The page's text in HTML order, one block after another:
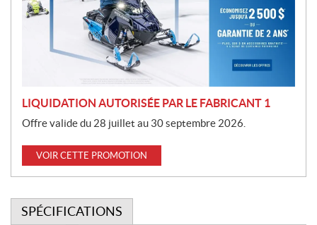
t
LIQUIDATION AUTORISÉE PAR LE FABRICANT 1
Offre valide du 28 juillet au 30 septembre 2026.
VOIR CETTE PROMOTION
SPÉCIFICATIONS